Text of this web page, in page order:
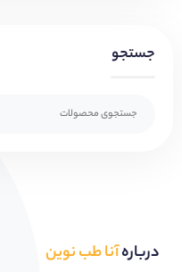
جستجو
دربارهآنا طب نوین